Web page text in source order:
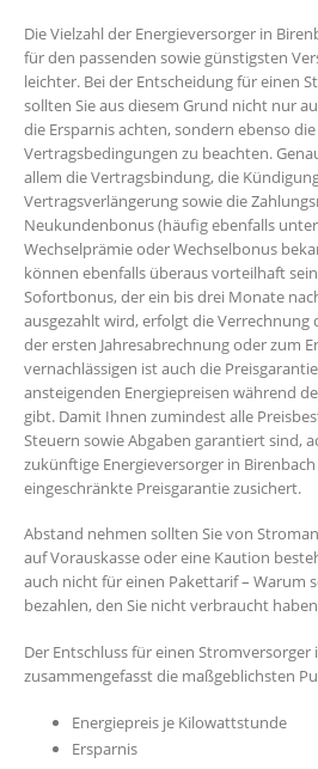
Die Vielzahl der Energieversorger in
für den passenden sowie günstigsten
leichter. Bei der Entscheidung für einen
sollten Sie aus diesem Grund nicht nur
die Ersparnis achten, sondern ebenso
Vertragsbedingungen zu beachten.
allem die Vertragsbindung, die
Vertragsverlängerung sowie die
Neukundenbonus (häufig ebenfalls
Wechselprämie oder Wechselbonus
können ebenfalls überaus vorteilhaft
Sofortbonus, der ein bis drei Monate
ausgezahlt wird, erfolgt die Verrechnung
der ersten Jahresabrechnung oder zum
vernachlässigen ist auch die
ansteigenden Energiepreisen während
gibt. Damit Ihnen zumindest alle
Steuern sowie Abgaben garantiert sind,
zukünftige Energieversorger in
eingeschränkte Preisgarantie zusichert.
Abstand nehmen sollten Sie von
auf Vorauskasse oder eine Kaution
auch nicht für einen Pakettarif – Warum
bezahlen, den Sie nicht verbraucht
Der Entschluss für einen Stromversorger
zusammengefasst die maßgeblichsten
Energiepreis je Kilowattstunde
Ersparnis